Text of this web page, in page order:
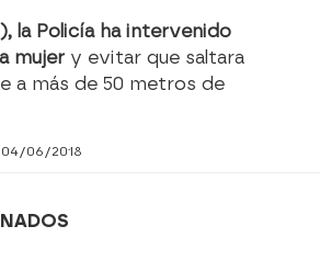
la Policía ha intervenido
mujer y evitar que saltara
a más de 50 metros de
| 04/06/2018